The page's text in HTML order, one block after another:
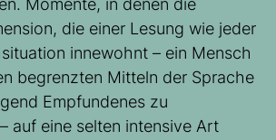
Momente, in denen die
die einer Lesung wie jeder
innewohnt – ein Mensch
begrenzten Mitteln der Sprache
Empfundenes zu
auf eine selten intensive Art